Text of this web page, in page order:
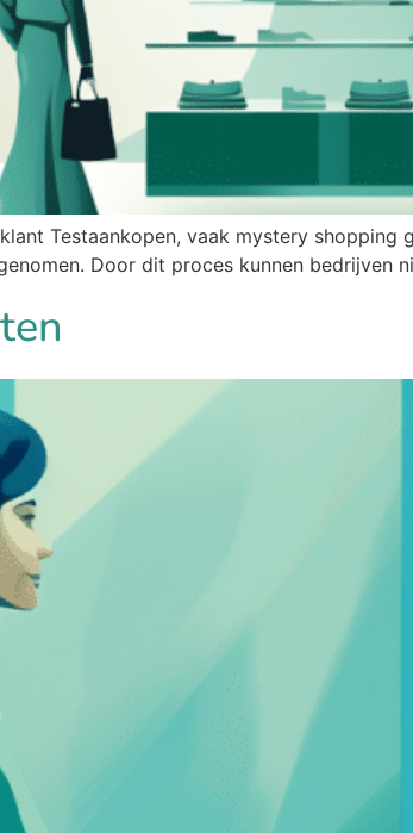
Testaankopen, vaak mystery
Door dit proces kunnen bedrijven